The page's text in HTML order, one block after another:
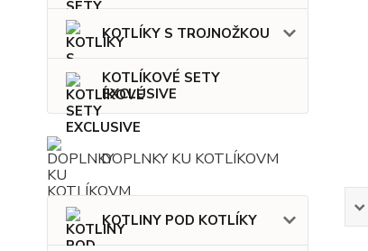
KOTLÍKY S TROJNOŽKOU
KOTLÍKOVÉ SETY
EXCLUSIVE
DOPLNKY KU KOTLÍKOVM
KOTLINY POD KOTLÍKY